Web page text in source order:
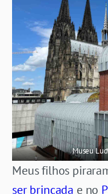
Museu
Meus filhos
ser brincada e no